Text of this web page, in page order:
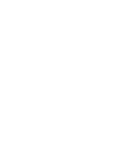
hendaklah kamu
belas kasihan
Allah dan hari akhirat;